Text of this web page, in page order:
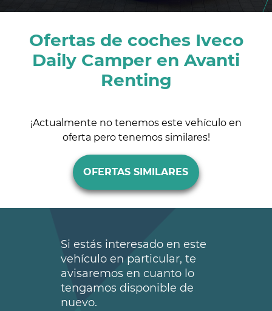
Ofertas de coches Iveco
Daily Camper en Avanti
Renting
¡Actualmente no tenemos este vehículo en
oferta pero tenemos similares!
OFERTAS SIMILARES
Si estás interesado en este
vehículo en particular, te
avisaremos en cuanto lo
tengamos disponible de
nuevo.